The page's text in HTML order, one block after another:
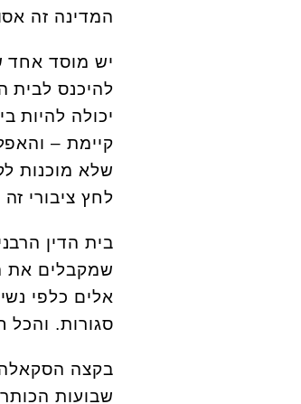
המדינה זה
יש מוסד אחד
להיכנס לבית
יכולה להיות
קיימת –
לחץ ציבורי
בית הדין
שמקבלים את
אלים כלפי
סגורות. והכל
בקצה
שבועות